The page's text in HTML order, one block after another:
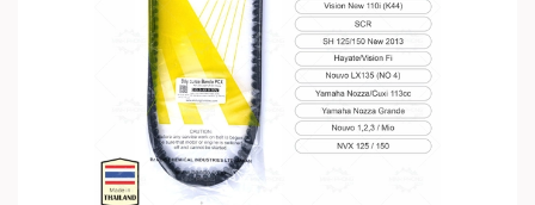
Cho vào giỏ hàng